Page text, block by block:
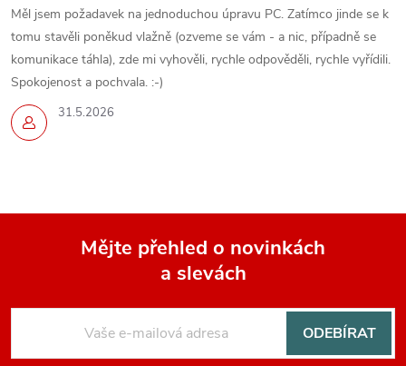
31.5.2026
Měl jsem požadavek na jednoduchou úpravu PC. Zatímco jinde se k
tomu stavěli poněkud vlažně (ozveme se vám - a nic, případně se
komunikace táhla), zde mi vyhověli, rychle odpověděli, rychle vyřídili.
Spokojenost a pochvala. :-)
Mějte přehled o novinkách
a slevách
ODEBÍRAT